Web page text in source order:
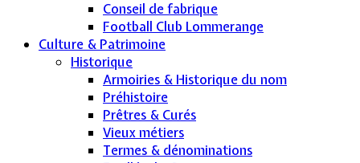
Conseil de fabrique
Football Club Lommerange
Culture & Patrimoine
Historique
Armoiries & Historique du nom
Préhistoire
Prêtres & Curés
Vieux métiers
Termes & dénominations